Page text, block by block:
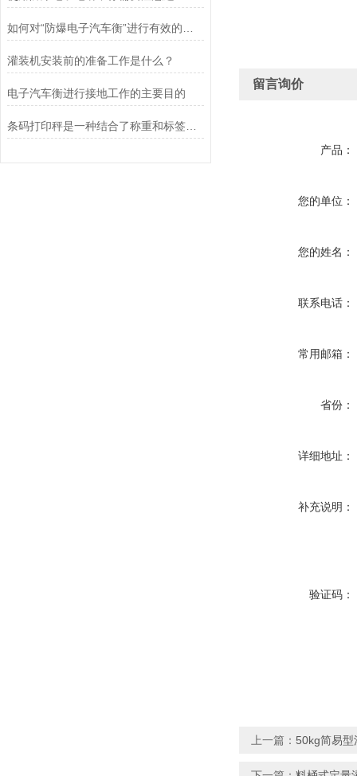
灌装机安装前的准备工作是什么？
电子汽车衡进行接地工作的主要目的
条码打印秤是一种结合了称重和标签打印功能的设备
留言询价
产品：
您的单位：
您的姓名：
联系电话：
常用邮箱：
省份：
详细地址：
补充说明：
验证码：
上一篇： 50kg简易型